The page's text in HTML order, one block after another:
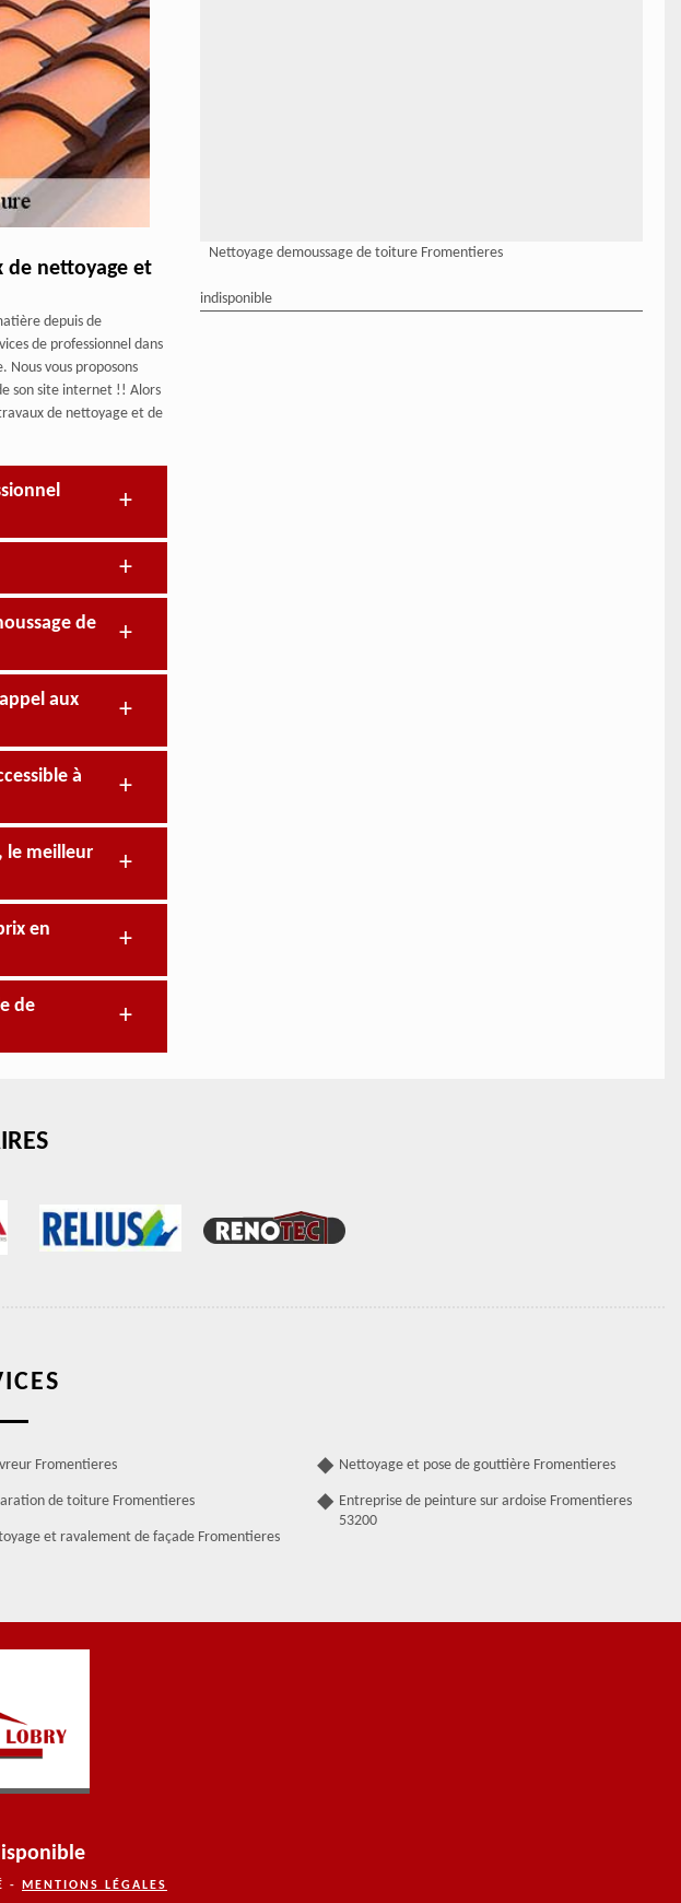
de nettoyage et
depuis de
de professionnel dans
vous proposons
son site internet !! Alors
de nettoyage et de
de
aux
à
le meilleur
en
de
Nettoyage demoussage de toiture Fromentieres
indisponible
Fromentieres
de toiture Fromentieres
et ravalement de façade Fromentieres
Nettoyage et pose de gouttière Fromentieres
Entreprise de peinture sur ardoise Fromentieres
53200
- MENTIONS LÉGALES